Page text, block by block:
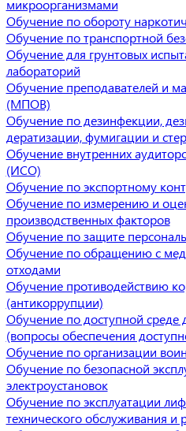
микроорганизмами
Обучение по обороту
Обучение по транспортной
Обучение для грунтовых
лабораторий
Обучение преподавателей и
(МПОВ)
Обучение по дезинфекции,
дератизации, фумигации и
Обучение внутренних
(ИСО)
Обучение по экспортному
Обучение по измерению и
производственных факторов
Обучение по защите
Обучение по обращению с
отходами
Обучение противодействию
(антикоррупции)
Обучение по доступной среде
(вопросы обеспечения
Обучение по организации
Обучение по безопасной
электроустановок
Обучение по эксплуатации
технического обслуживания и